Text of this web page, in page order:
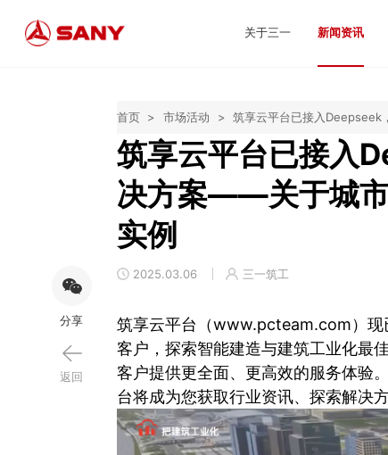
关于三一 新闻资讯
首页 > 市场活动 > 筑享云平台已接入Deepseek
筑享云平台已接入
决方案——关于城市
实例
2025.03.06 三一筑工
筑享云平台（www.pcteam.com）现
客户，探索智能建造与建筑工业化最
客户提供更全面、更高效的服务体验
台将成为您获取行业资讯、探索解决
分享
返回